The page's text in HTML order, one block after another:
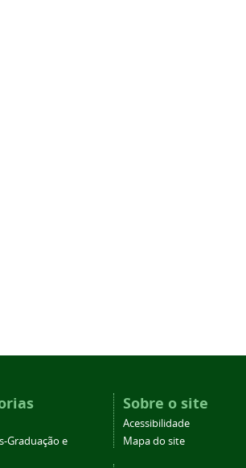
Graduação e
Sobre o site
Acessibilidade
Mapa do site